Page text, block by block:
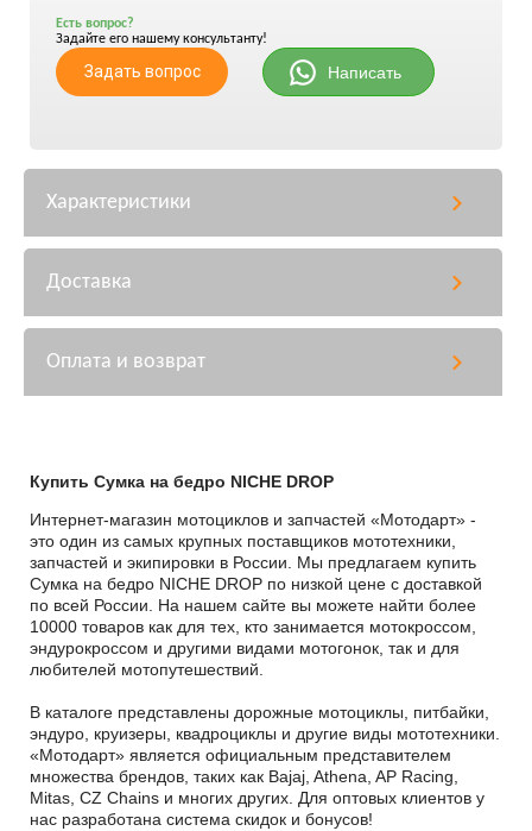
Есть вопрос?
Задайте его нашему консультанту!
Задать вопрос Написать
Характеристики
Доставка
Оплата и возврат
Купить Сумка на бедро NICHE DROP
Интернет-магазин мотоциклов и запчастей «Мотодарт» -
это один из самых крупных поставщиков мототехники,
запчастей и экипировки в России. Мы предлагаем купить
Сумка на бедро NICHE DROP по низкой цене с доставкой
по всей России. На нашем сайте вы можете найти более
10000 товаров как для тех, кто занимается мотокроссом,
эндурокроссом и другими видами мотогонок, так и для
любителей мотопутешествий.
В каталоге представлены дорожные мотоциклы, питбайки,
эндуро, круизеры, квадроциклы и другие виды мототехники.
«Мотодарт» является официальным представителем
множества брендов, таких как Bajaj, Athena, AP Racing,
Mitas, CZ Chains и многих других. Для оптовых клиентов у
нас разработана система скидок и бонусов!